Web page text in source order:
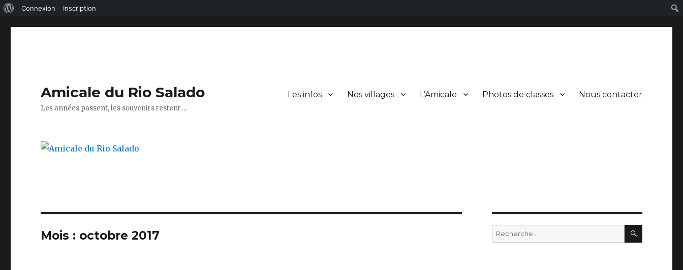
Connexion Inscription
Amicale du Rio Salado
Les années passent, les souvenirs restent …
Les infos Nos villages L’Amicale Photos de classes Nous contacter
Mois : octobre 2017
Recherche
pour :